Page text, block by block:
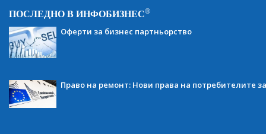
ПОСЛЕДНО В ИНФОБИЗНЕС®
Оферти за бизнес партньорство
Право на ремонт: Нови права на потребителите